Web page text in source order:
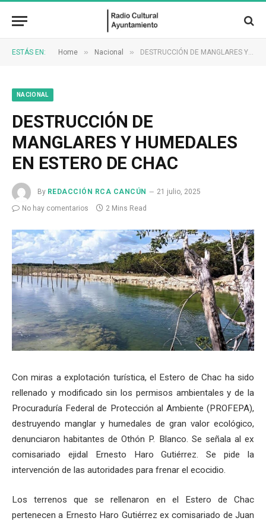
ESTÁS EN: Home » Nacional » DESTRUCCIÓN DE MANGLARES Y HUMEDALES EN ESTERO DE CHAC
NACIONAL
DESTRUCCIÓN DE
MANGLARES Y HUMEDALES
EN ESTERO DE CHAC
By REDACCIÓN RCA CANCÚN
21 julio, 2025
No hay comentarios
2 Mins Read
Con miras a explotación turística, el Estero de Chac ha sido
rellenado y modificado sin los permisos ambientales y de la
Procuraduría Federal de Protección al Ambiente (PROFEPA),
destruyendo manglar y humedales de gran valor ecológico,
denunciaron habitantes de Othón P. Blanco. Se señala al ex
comisariado ejidal Ernesto Haro Gutiérrez. Se pide la
intervención de las autoridades para frenar el ecocidio.
Los terrenos que se rellenaron en el Estero de Chac
pertenecen a Ernesto Haro Gutiérrez ex comisariado de Juan